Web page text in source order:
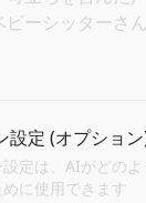
設定 (オプショ
設定は、AIがどの
に使用できます